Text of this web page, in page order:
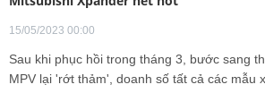
15/05/2023 00:00
Sau khi phục hồi trong tháng 3, bước sang
MPV lại 'rớt thảm', doanh số tất cả các mẫu